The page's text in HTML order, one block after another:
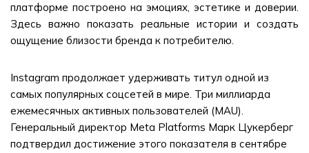
платформе построено на эмоциях, эстетике и доверии.
Здесь важно показать реальные истории и создать
ощущение близости бренда к потребителю.
Instagram продолжает удерживать титул одной из
самых популярных соцсетей в мире. Три миллиарда
ежемесячных активных пользователей (MAU).
Генеральный директор Meta Platforms Марк Цукерберг
подтвердил достижение этого показателя в сентябре